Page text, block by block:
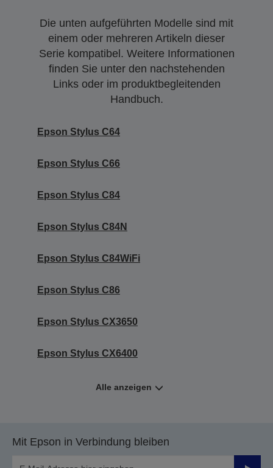
Die unten aufgeführten Modelle sind mit
einem oder mehreren Artikeln dieser
Serie kompatibel. Weitere Informationen
finden Sie unter den nachstehenden
Links oder im produktbegleitenden
Handbuch.
Epson Stylus C64
Epson Stylus C66
Epson Stylus C84
Epson Stylus C84N
Epson Stylus C84WiFi
Epson Stylus C86
Epson Stylus CX3650
Epson Stylus CX6400
Alle anzeigen
Mit Epson in Verbindung bleiben